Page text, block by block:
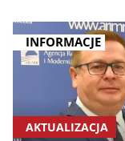
INFORMACJE
AKTUALIZACJA